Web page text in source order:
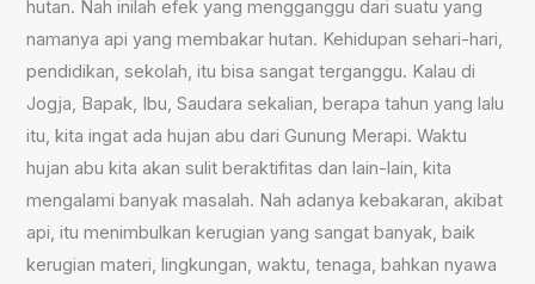
hutan. Nah inilah efek yang mengganggu dari suatu yang
namanya api yang membakar hutan. Kehidupan sehari-hari,
pendidikan, sekolah, itu bisa sangat terganggu. Kalau di
Jogja, Bapak, Ibu, Saudara sekalian, berapa tahun yang lalu
itu, kita ingat ada hujan abu dari Gunung Merapi. Waktu
hujan abu kita akan sulit beraktifitas dan lain-lain, kita
mengalami banyak masalah. Nah adanya kebakaran, akibat
api, itu menimbulkan kerugian yang sangat banyak, baik
kerugian materi, lingkungan, waktu, tenaga, bahkan nyawa